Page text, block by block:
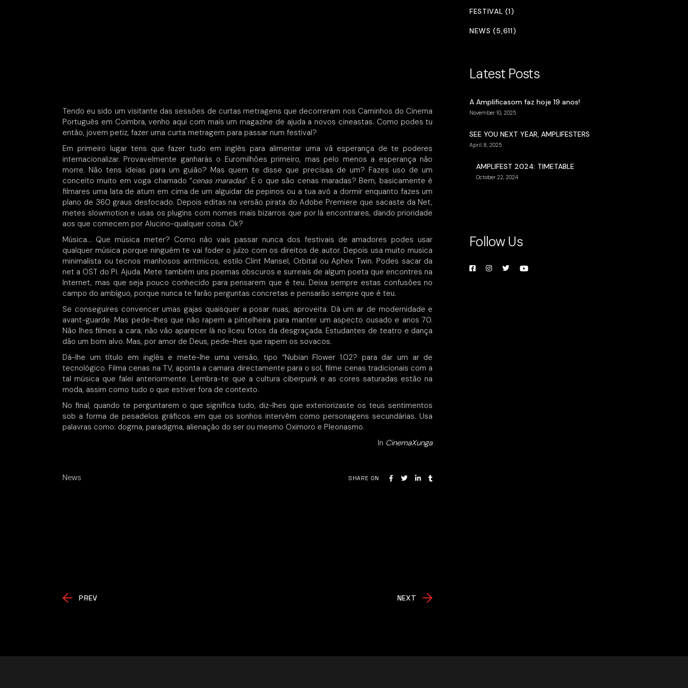
Tendo eu sido um visitante das sessões de curtas metragens que decorreram nos Caminhos do Cinema
Português em Coimbra, venho aqui com mais um magazine de ajuda a novos cineastas. Como podes tu
então, jovem petiz, fazer uma curta metragem para passar num festival?
Em primeiro lugar tens que fazer tudo em inglês para alimentar uma vã esperança de te poderes
internacionalizar. Provavelmente ganharás o Euromilhões primeiro, mas pelo menos a esperança não
morre. Não tens ideias para um guião? Mas quem te disse que precisas de um? Fazes uso de um
conceito muito em voga chamado “cenas maradas“. E o que são cenas maradas? Bem, basicamente é
filmares uma lata de atum em cima de um alguidar de pepinos ou a tua avó a dormir enquanto fazes um
plano de 360 graus desfocado. Depois editas na versão pirata do Adobe Premiere que sacaste da Net,
metes slowmotion e usas os plugins com nomes mais bizarros que por lá encontrares, dando prioridade
aos que comecem por Alucino-qualquer coisa. Ok?
Música… Que música meter? Como não vais passar nunca dos festivais de amadores podes usar
qualquer música porque ninguém te vai foder o juízo com os direitos de autor. Depois usa muito musica
minimalista ou tecnos manhosos arritmicos, estilo Clint Mansel, Orbital ou Aphex Twin. Podes sacar da
net a OST do Pi. Ajuda. Mete também uns poemas obscuros e surreais de algum poeta que encontres na
Internet, mas que seja pouco conhecido para pensarem que é teu. Deixa sempre estas confusões no
campo do ambíguo, porque nunca te farão perguntas concretas e pensarão sempre que é teu.
Se conseguires convencer umas gajas quaisquer a posar nuas, aproveita. Dá um ar de modernidade e
avant-guarde. Mas pede-lhes que não rapem a pintelheira para manter um aspecto ousado e anos 70.
Não lhes filmes a cara, não vão aparecer lá no liceu fotos da desgraçada. Estudantes de teatro e dança
dão um bom alvo. Mas, por amor de Deus, pede-lhes que rapem os sovacos.
Dá-lhe um título em inglês e mete-lhe uma versão, tipo “Nubian Flower 1.02? para dar um ar de
tecnológico. Filma cenas na TV, aponta a camara directamente para o sol, filme cenas tradicionais com a
tal música que falei anteriormente. Lembra-te que a cultura ciberpunk e as cores saturadas estão na
moda, assim como tudo o que estiver fora de contexto.
No final, quando te perguntarem o que significa tudo, diz-lhes que exteriorizaste os teus sentimentos
sob a forma de pesadelos gráficos em que os sonhos intervêm como personagens secundárias. Usa
palavras como: dogma, paradigma, alienação do ser ou mesmo Oximoro e Pleonasmo.
In CinemaXunga
News SHARE ON
PREV NEXT
FESTIVAL (1)
NEWS (5,611)
Latest Posts
A Amplificasom faz hoje 19 anos!
November 10, 2025
SEE YOU NEXT YEAR, AMPLIFESTERS
April 8, 2025
AMPLIFEST 2024: TIMETABLE
October 22, 2024
Follow Us